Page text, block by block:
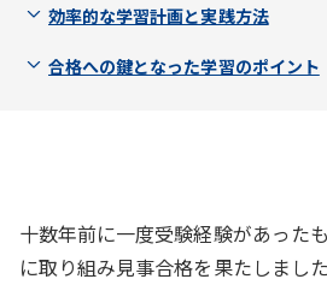
効率的な学習計画と実践方法
合格への鍵となった学習のポイント
十数年前に一度受験経験があった
に取り組み見事合格を果たしまし